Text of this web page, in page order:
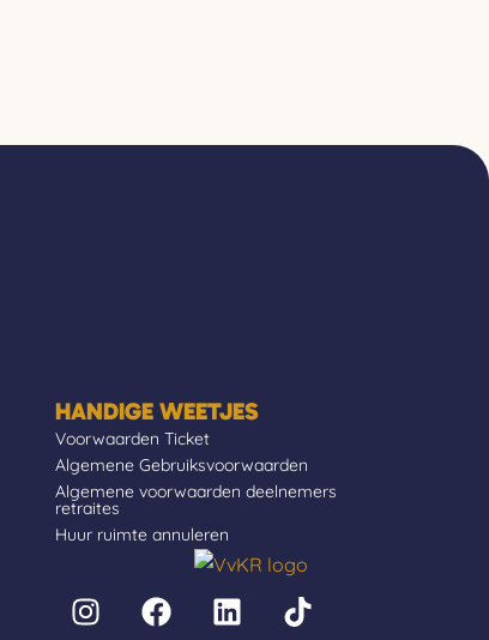
HANDIGE WEETJES
Voorwaarden Ticket
Algemene Gebruiksvoorwaarden
Algemene voorwaarden deelnemers
retraites
Huur ruimte annuleren
I
n
F
a
L
i
T
i
Y
o